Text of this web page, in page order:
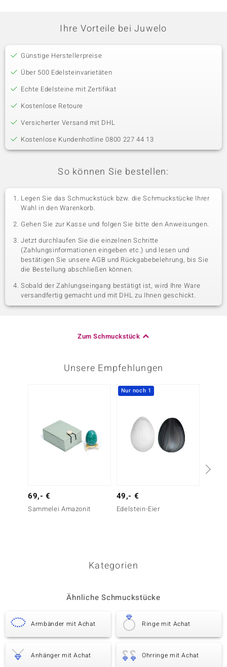
Ihre Vorteile bei Juwelo
Günstige Herstellerpreise
Über 500 Edelsteinvarietäten
Echte Edelsteine mit Zertifikat
Kostenlose Retoure
Versicherter Versand mit DHL
Kostenlose Kundenhotline 0800 227 44 13
So können Sie bestellen:
Legen Sie das Schmuckstück bzw. die Schmuckstücke Ihrer
Wahl in den Warenkorb.
Gehen Sie zur Kasse und folgen Sie bitte den Anweisungen.
Jetzt durchlaufen Sie die einzelnen Schritte
(Zahlungsinformationen eingeben etc.) und lesen und
bestätigen Sie unsere AGB und Rückgabebelehrung, bis Sie
die Bestellung abschließen können.
Sobald der Zahlungseingang bestätigt ist, wird Ihre Ware
versandfertig gemacht und mit DHL zu Ihnen geschickt.
Zum Schmuckstück
Unsere Empfehlungen
69,- €
Sammelei Amazonit
Nur noch 1
49,- €
Edelstein-Eier
Kategorien
Ähnliche Schmuckstücke
Armbänder mit Achat Ringe mit Achat
Anhänger mit Achat Ohrringe mit Achat